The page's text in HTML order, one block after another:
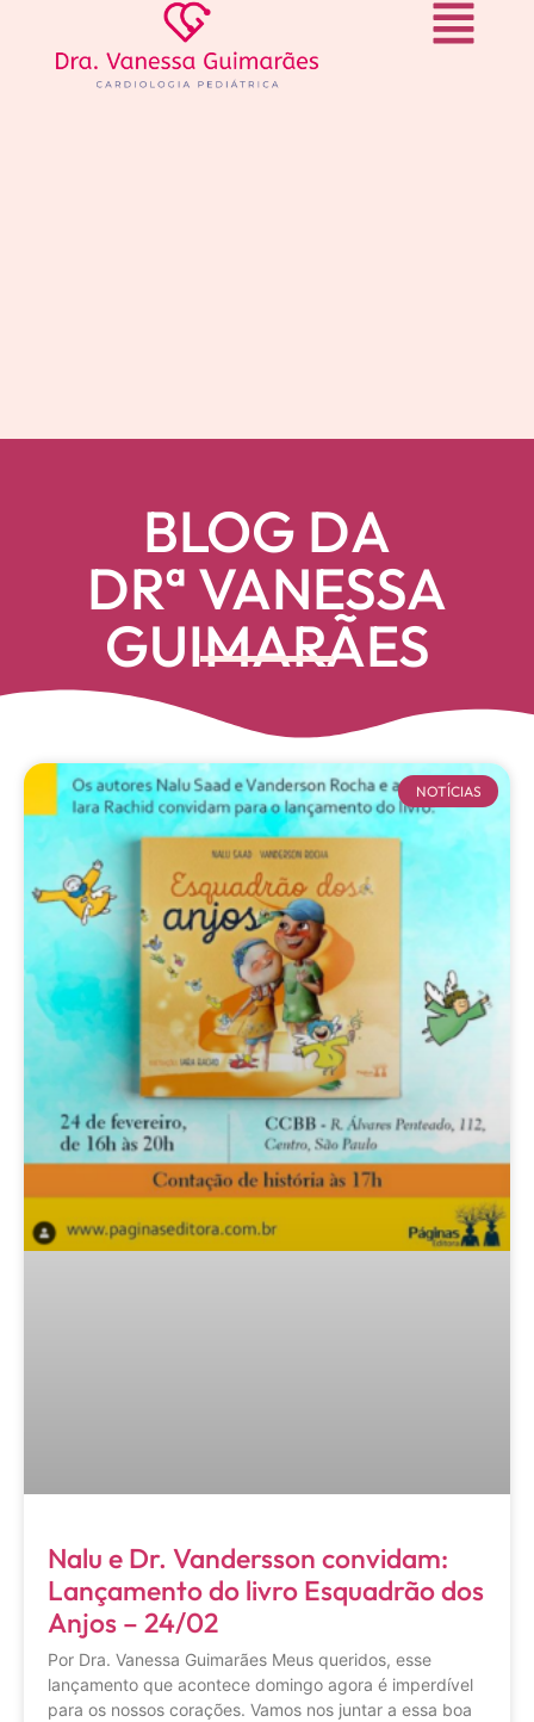
BLOG DA
DRª VANESSA
GUIMARÃES
NOTÍCIAS
Nalu e Dr. Vandersson convidam:
Lançamento do livro Esquadrão dos
Anjos – 24/02
Por Dra. Vanessa Guimarães Meus queridos, esse
lançamento que acontece domingo agora é imperdível
para os nossos corações. Vamos nos juntar a essa boa